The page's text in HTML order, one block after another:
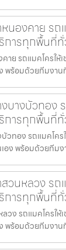
หนองคาย ร
การทุกพื้นที่
าย รถแมคโครใ
ง พร้อมด้วยทีมงา
บางบัวทอง
การทุกพื้นที่
วทอง รถแมคโคร
เอง พร้อมด้วยที
สวนหลวง ร
การทุกพื้นที่
ลวง รถแมคโครใ
ง พร้อมด้วยทีมงา